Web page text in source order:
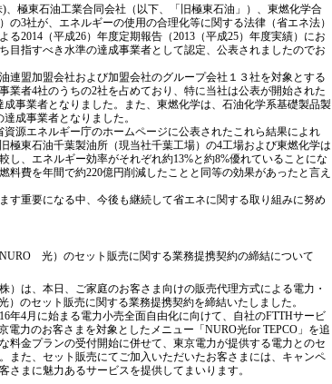
、極東石油工業合同会社（以下、「旧極東石油」）、東燃化学合
の3社が、エネルギーの使用の合理化等に関する法律（省エネ法）
る2014（平成26）年度定期報告（2013（平成25）年度実績）にお
目指すべき水準の達成事業者として認定、公表されましたのでお
連盟加盟会社および加盟会社のグループ会社１３社を対象とする
業者4社のうちの2社を占めており、特に当社は公表が開始された
成事業者となりました。また、東燃化学は、石油化学系基礎製品製
成事業者となりました。
資源エネルギー庁のホームページに公表されたこれら結果によれ
極東石油千葉製油所（現当社千葉工場）の4工場および東燃化学は
し、エネルギー効率がそれぞれ約13%と約8%優れていることにな
料費を年間で約220億円削減したことと同等の効果があったと言え
す重要になる中、今後も継続して省エネに関する取り組みに努め
光）のセット販売に関する業務提携契約の締結について
）は、本日、ご家庭のお客さま向けの販売代理方式による電力・
）のセット販売に関する業務提携契約を締結いたしました。
年4月に始まる電力小売全面自由化に向けて、自社のFTTHサービ
電力のお客さまを対象としたメニュー「NURO光for TEPCO」を追
料金プランの受付開始に併せて、東京電力が提供する電力とのセ
また、セット販売にてご加入いただいたお客さまには、キャンペ
さまに魅力あるサービスを提供してまいります。